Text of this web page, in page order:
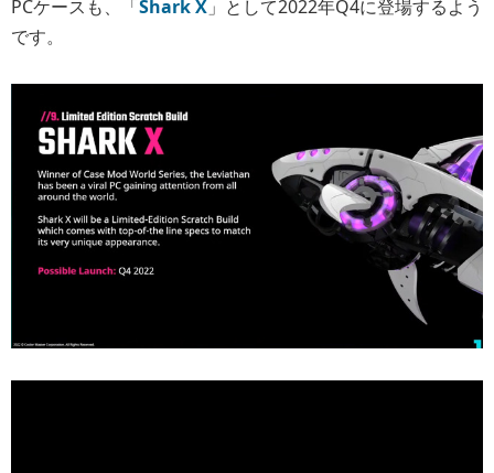
PCケースも、「Shark X 」として2022年Q4に登場するよう
です。